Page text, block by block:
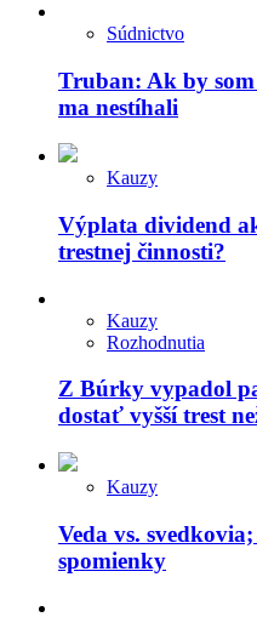
Súdnictvo
Truban: Ak by
ma nestíhali
Kauzy
Výplata dividend
trestnej činnosti?
Kauzy
Rozhodnutia
Z Búrky vypadol
dostať vyšší trest
Kauzy
Veda vs.
spomienky